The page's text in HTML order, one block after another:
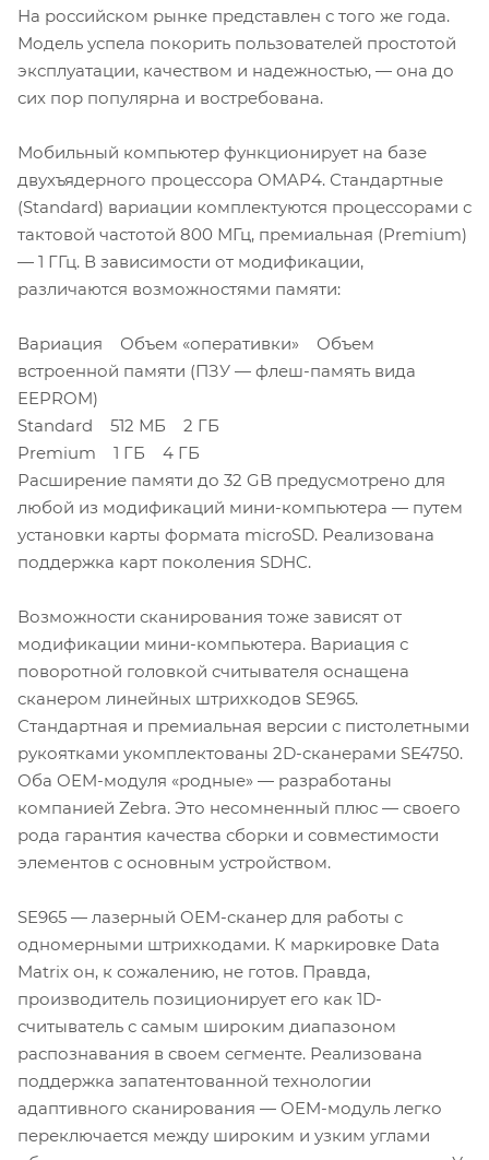
На российском рынке представлен с того же года.
Модель успела покорить пользователей простотой
эксплуатации, качеством и надежностью, — она до
сих пор популярна и востребована.
Мобильный компьютер функционирует на базе
двухъядерного процессора OMAP4. Стандартные
(Standard) вариации комплектуются процессорами с
тактовой частотой 800 МГц, премиальная (Premium)
— 1 ГГц. В зависимости от модификации,
различаются возможностями памяти:
Вариация Объем «оперативки» Объем
встроенной памяти (ПЗУ — флеш-память вида
EEPROM)
Standard 512 МБ 2 ГБ
Premium 1 ГБ 4 ГБ
Расширение памяти до 32 GB предусмотрено для
любой из модификаций мини-компьютера — путем
установки карты формата microSD. Реализована
поддержка карт поколения SDHC.
Возможности сканирования тоже зависят от
модификации мини-компьютера. Вариация с
поворотной головкой считывателя оснащена
сканером линейных штрихкодов SE965.
Стандартная и премиальная версии с пистолетными
рукоятками укомплектованы 2D-сканерами SE4750.
Оба OEM-модуля «родные» — разработаны
компанией Zebra. Это несомненный плюс — своего
рода гарантия качества сборки и совместимости
элементов с основным устройством.
SE965 — лазерный OEM-сканер для работы с
одномерными штрихкодами. К маркировке Data
Matrix он, к сожалению, не готов. Правда,
производитель позиционирует его как 1D-
считыватель с самым широким диапазоном
распознавания в своем сегменте. Реализована
поддержка запатентованной технологии
адаптивного сканирования — OEM-модуль легко
переключается между широким и узким углами